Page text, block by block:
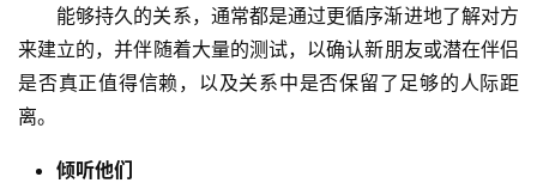
能够持久的关系，通常都是通过更循序渐进地了解对方
来建立的，并伴随着大量的测试，以确认新朋友或潜在伴侣
是否真正值得信赖，以及关系中是否保留了足够的人际距
离。
倾听他们